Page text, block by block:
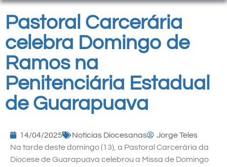
Pastoral Carcerária
celebra Domingo de
Ramos na
Penitenciária Estadual
de Guarapuava
14/04/2025 Notícias Diocesanas
Jorge Teles
Na tarde deste domingo (13), a Pastoral Carcerária da
Diocese de Guarapuava celebrou a Missa de Domingo